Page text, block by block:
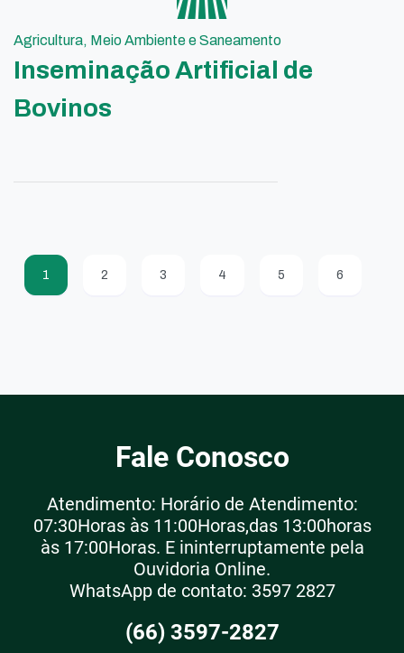
Agricultura, Meio Ambiente e Saneamento
Inseminação Artificial de
Bovinos
1 2 3 4 5 6
Fale Conosco
Atendimento: Horário de Atendimento:
07:30Horas às 11:00Horas,das 13:00horas
às 17:00Horas. E ininterruptamente pela
Ouvidoria Online.
WhatsApp de contato: 3597 2827
(66) 3597-2827